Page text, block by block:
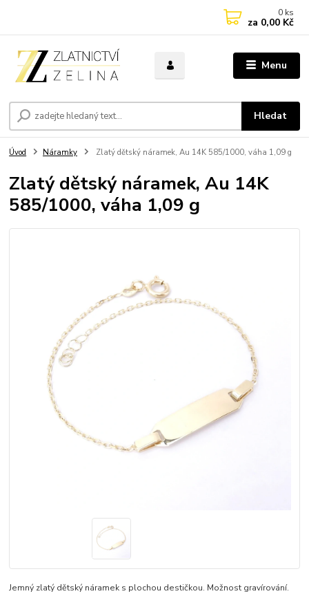
Menu
Hledat
0 ks
za 0,00 Kč
Úvod Náramky Zlatý dětský náramek, Au 14K 585/1000, váha 1,09 g
Zlatý dětský náramek, Au 14K
585/1000, váha 1,09 g
Jemný zlatý dětský náramek s plochou destičkou. Možnost gravírování.